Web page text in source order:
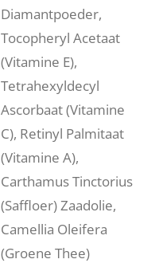
Diamantpoeder,
Tocopheryl Acetaat
(Vitamine E),
Tetrahexyldecyl
Ascorbaat (Vitamine
C), Retinyl Palmitaat
(Vitamine A),
Carthamus Tinctorius
(Saffloer) Zaadolie,
Camellia Oleifera
(Groene Thee)